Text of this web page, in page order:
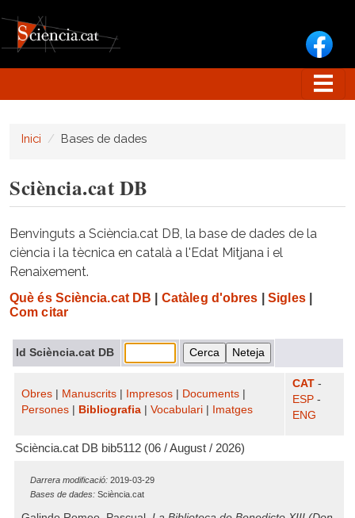
Inici Bases de dades
Sciència.cat DB
Benvinguts a Sciència.cat DB, la base de dades de la
ciència i la tècnica en català a l'Edat Mitjana i el
Renaixement.
Què és Sciència.cat DB Catàleg d'obres Sigles|
Com citar
Id Sciència.cat DB
Obres Manuscrits Impresos Documents
Persones
Bibliografia Vocabulari Imatges
CAT -
ESP -
ENG
Sciència.cat DB bib5112 (06 / August / 2026)
Darrera modificació: 2019-03-29
Bases de dades: Sciència.cat